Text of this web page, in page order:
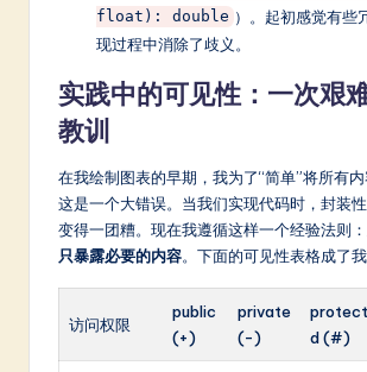
float): double ）。起初感觉有些
现过程中消除了歧义。
实践中的可见性：一次艰
教训
在我绘制图表的早期，我为了“简单”将所有内
这是一个大错误。当我们实现代码时，封装
变得一团糟。现在我遵循这样一个经验法则：
只暴露必要的内容。下面的可见性表格成了
访问权限
public
(+)
private
(-)
d (#)